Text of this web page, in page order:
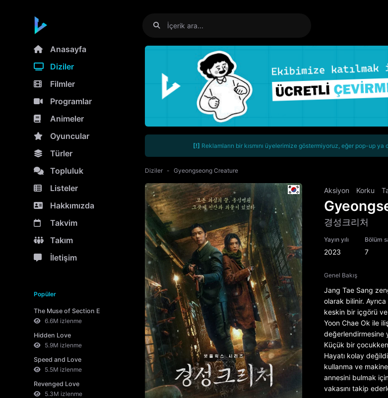
Anasayfa
Diziler
Filmler
Programlar
Animeler
Oyuncular
Türler
Topluluk
Listeler
Hakkımızda
Takvim
Takım
İletişim
Popüler
The Muse of Section E
6.6M izlenme
Hidden Love
5.9M izlenme
Speed and Love
5.5M izlenme
Revenged Love
5.3M izlenme
[!] Reklamların bir kısmını üyelerimize göstermiyoruz, eğer pop-up
Diziler Gyeongseong Creature
Aksiyon Korku
경성크리처
Yayın yılı
2023
Bölüm
7
Genel Bakış
Jang Tae Sang
olarak bilinir.
keskin bir içgörü
Yoon Chae Ok ile
değerlendirmesine
Küçük bir
Hayatı kolay
kullanma ve
annesini bulmak
vakasını takip